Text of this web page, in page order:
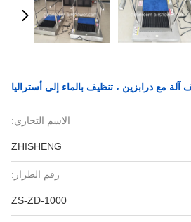
الاسم التجاري:
ZHISHENG
رقم الطراز:
ZS-ZD-1000